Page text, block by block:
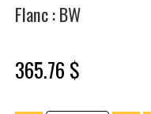
Flanc : BW
365.76 $